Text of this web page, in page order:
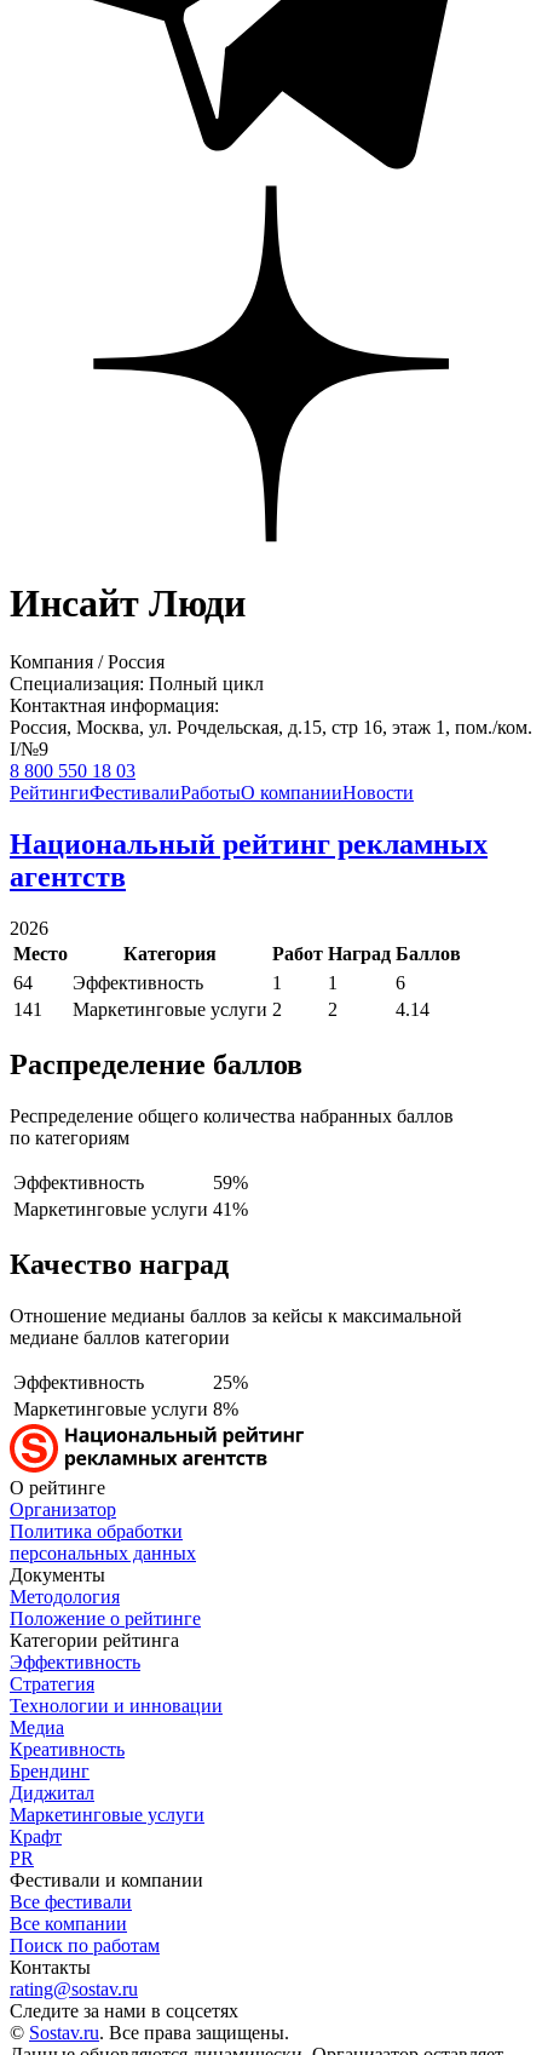
Инсайт Люди
Компания /Россия
Специализация: Полный цикл
Контактная информация:
Россия, Москва, ул. Рочдельская, д.15, стр 16, этаж 1, пом./ком.
I/№9
8 800 550 18 03
РейтингиФестивалиРаботыО компанииНовости
Национальный рейтинг рекламных
агентств
2026
Место
Категория Работ Наград Баллов
64
Эффективность 1 1
6
141
Маркетинговые услуги 2 2 4.14
Распределение баллов
Респределение общего количества набранных баллов
по категориям
Эффективность
59%
Маркетинговые услуги 41%
Качество наград
Отношение медианы баллов за кейсы к максимальной
медиане баллов категории
Эффективность
25%
Маркетинговые услуги 8%
О рейтинге
Организатор
Политика обработки
персональных данных
Документы
Методология
Положение о рейтинге
Категории рейтинга
Эффективность
Стратегия
Технологии и инновации
Медиа
Креативность
Брендинг
Диджитал
Маркетинговые услуги
Крафт
PR
Фестивали и компании
Все фестивали
Все компании
Поиск по работам
Контакты
rating@sostav.ru
Следите за нами в соцсетях
© Sostav.ru. Все права защищены.